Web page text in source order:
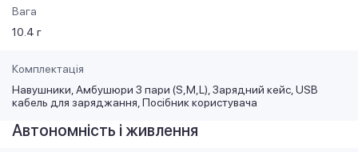
Вага
10.4 г
Комплектація
Навушники, Амбушюри 3 пари (S,M,L), Зарядний кейс, USB
кабель для заряджання, Посібник користувача
Автономність і живлення